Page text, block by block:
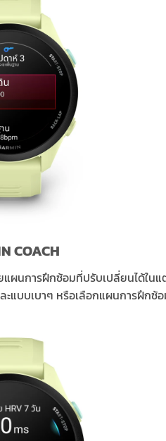
COACH
นการฝึกซ้อมที่ปรับเปลี่ยนได้ใน
แบบเบาๆ หรือเลือกแผนการฝึกซ้